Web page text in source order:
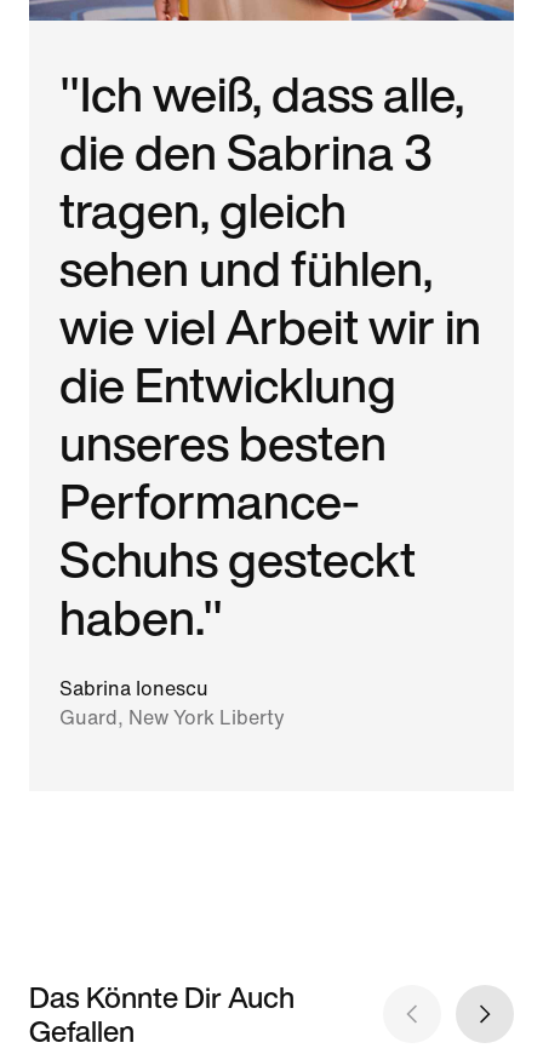
"Ich weiß, dass alle,
die den Sabrina 3
tragen, gleich
sehen und fühlen,
wie viel Arbeit wir in
die Entwicklung
unseres besten
Performance-
Schuhs gesteckt
haben."
Sabrina Ionescu
Guard, New York Liberty
Das Könnte Dir Auch
Gefallen